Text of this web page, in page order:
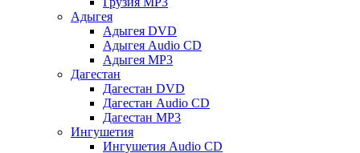
Адыгея
Адыгея DVD
Адыгея Audio CD
Адыгея MP3
Дагестан
Дагестан DVD
Дагестан Audio CD
Дагестан MP3
Ингушетия
Ингушетия Audio CD